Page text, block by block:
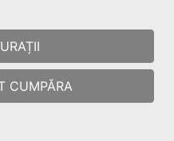
CUMPĂRA